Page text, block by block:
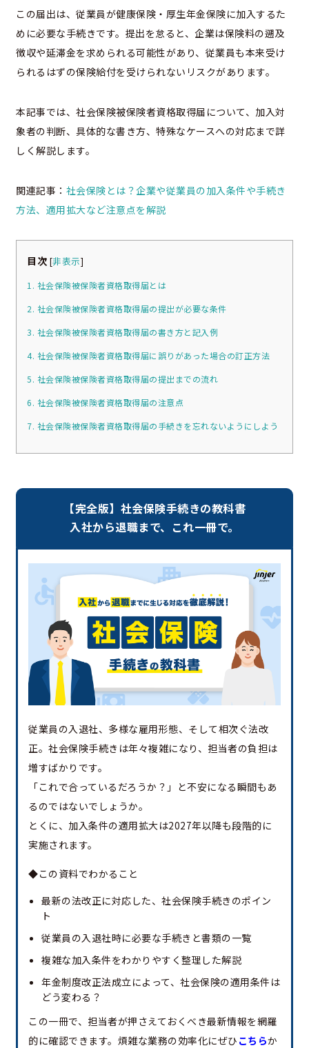
この届出は、従業員が健康保険・厚生年金保険に加入するた
めに必要な手続きです。提出を怠ると、企業は保険料の遡及
徴収や延滞金を求められる可能性があり、従業員も本来受け
られるはずの保険給付を受けられないリスクがあります。
本記事では、社会保険被保険者資格取得届について、加入対
象者の判断、具体的な書き方、特殊なケースへの対応まで詳
しく解説します。
関連記事： 社会保険とは？企業や従業員の加入条件や手続き
方法、適用拡大など注意点を解説
目次 [非表示]
1. 社会保険被保険者資格取得届とは
2. 社会保険被保険者資格取得届の提出が必要な条件
3. 社会保険被保険者資格取得届の書き方と記入例
4. 社会保険被保険者資格取得届に誤りがあった場合の訂正方法
5. 社会保険被保険者資格取得届の提出までの流れ
6. 社会保険被保険者資格取得届の注意点
7. 社会保険被保険者資格取得届の手続きを忘れないようにしよう
【完全版】社会保険手続きの教科書
入社から退職まで、これ一冊で。
従業員の入退社、多様な雇用形態、そして相次ぐ法改
正。社会保険手続きは年々複雑になり、担当者の負担は
増すばかりです。
「これで合っているだろうか？」と不安になる瞬間もあ
るのではないでしょうか。
とくに、加入条件の適用拡大は2027年以降も段階的に
実施されます。
◆この資料でわかること
最新の法改正に対応した、社会保険手続きのポイン
ト
従業員の入退社時に必要な手続きと書類の一覧
複雑な加入条件をわかりやすく整理した解説
年金制度改正法成立によって、社会保険の適用条件は
どう変わる？
この一冊で、担当者が押さえておくべき最新情報を網羅
的に確認できます。煩雑な業務の効率化にぜひ こちらか